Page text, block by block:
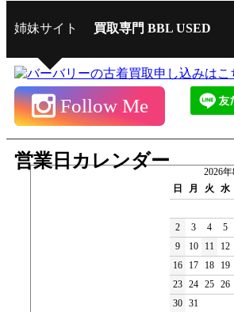
姉妹サイト 買取専門 BBL USED
Follow Me
営業日カレンダー
2026年
日
月 火 水
2
3 4 5
9
10 11 12
16
17 18 19
23 24 25 26
30 31